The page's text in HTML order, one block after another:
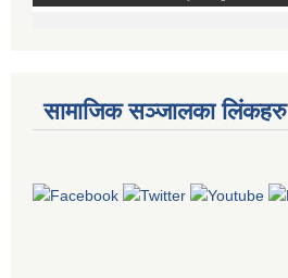
सामाजिक सञ्जालका लिंकहरु